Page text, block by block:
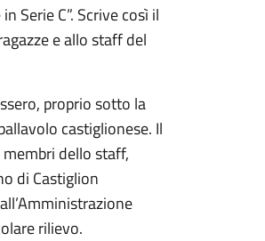
Serie C”. Scrive così il
e allo staff del
proprio sotto la
castiglionese. Il
dello staff,
di Castiglion
rilievo.